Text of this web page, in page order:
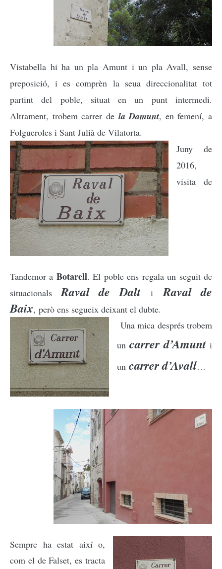
Vistabella hi ha un pla Amunt i un pla Avall, sense
preposició, i es comprèn la seua direccionalitat tot
partint del poble, situat en un punt intermedi.
Altrament, trobem carrer de la Damunt, en femení, a
Folgueroles i Sant Julià de Vilatorta.
Juny de
2016,
visita de
Tandemor a Botarell. El poble ens regala un seguit de
situacionalsRaval de Dalt iRaval de
Baix, però ens segueix deixant el dubte.
Una mica després trobem
un carrer d’Amunt i
un carrer d’Avall…
Sempre ha estat així o,
com el de Falset, es tracta